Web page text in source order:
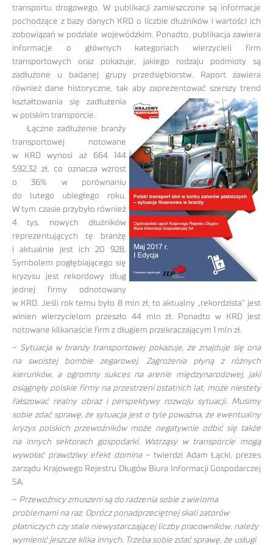
transportu drogowego. W publikacji zamieszczone są informacje
pochodzące z bazy danych KRD o liczbie dłużników i wartości ich
zobowiązań w podziale wojewódzkim. Ponadto, publikacja zawiera
informacje o głównych kategoriach wierzycieli firm
transportowych oraz pokazuje, jakiego rodzaju podmioty są
zadłużone u badanej grupy przedsiębiorstw. Raport zawiera
również dane historyczne, tak abyzaprezentować szerszy trend
kształtowania się zadłużenia
w polskim transporcie.
Łączne zadłużenie branży
transportowej notowane
w KRD wynosi aż 664 144
592,32 zł, co oznacza wzrost
o 36% w porównaniu
do lutego ubiegłego roku.
W tym czasie przybyło również
4 tys. nowych dłużników
reprezentujących tę branżę
i aktualnie jest ich 20 928.
Symbolem pogłębiającego się
kryzysu jest rekordowy dług
jednej firmy odnotowany
w KRD. Jeśli rok temu było 8 mln zł, to aktualny „rekordzista” jest
winien wierzycielom przeszło 44 mln zł. Ponadto w KRD jest
notowane kilkanaście firm z długiem przekraczającym 1 mln zł.
–Sytuacja w branży transportowej pokazuje, że znajduje się ona
na swoistej bombie zegarowej. Zagrożenia płyną z różnych
kierunków, a ogromny sukces na arenie międzynarodowej, jaki
osiągnęły polskie firmy na przestrzeni ostatnich lat, może niestety
fałszować realny obraz i perspektywy rozwoju sytuacji. Musimy
sobie zdać sprawę, że sytuacja jest o tyle poważna, że ewentualny
kryzys polskich przewoźników może negatywnie odbić się także
na innych sektorach gospodarki. Wstrząsy w transporcie mogą
wywołać prawdziwy efekt domina– twierdzi Adam Łącki, prezes
zarządu Krajowego Rejestru Długów Biura Informacji Gospodarczej
SA.
– Przewoźnicy zmuszeni są do radzenia sobie z wieloma
problemami na raz. Oprócz ponadprzeciętnej skali zatorów
płatniczych czy stale niewystarczającej liczby pracowników, należy
wymienić jeszcze kilka innych. Trzeba sobie zdać sprawę, że usługi